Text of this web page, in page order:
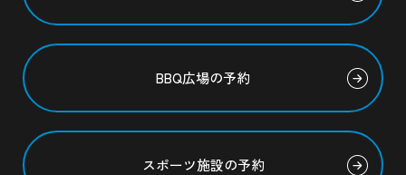
BBQ広場の予約
スポーツ施設の予約